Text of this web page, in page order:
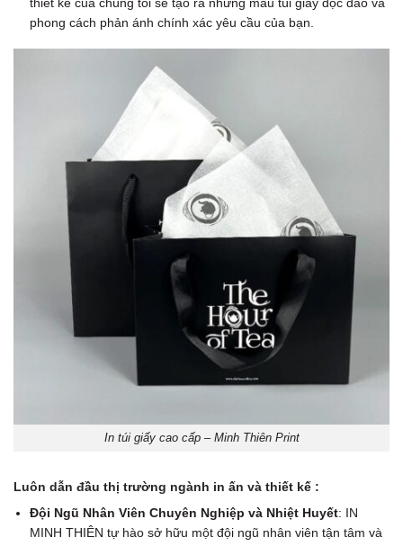
phong cách phản ánh chính xác yêu cầu của bạn.
In túi giấy cao cấp – Minh Thiên Print
Luôn dẫn đầu thị trường ngành in ấn và thiết kế :
Đội Ngũ Nhân Viên Chuyên Nghiệp và Nhiệt Huyết: IN
MINH THIÊN tự hào sở hữu một đội ngũ nhân viên tận tâm và